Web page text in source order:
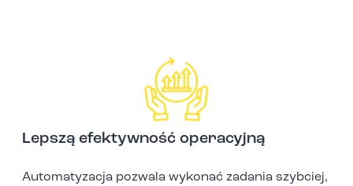
Lepszą efektywność operacyjną
Automatyzacja pozwala wykonać zadania szybciej,